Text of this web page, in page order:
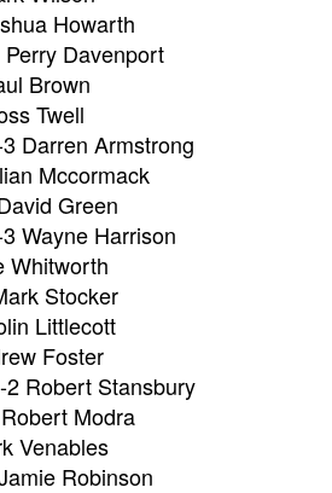
Howarth
Davenport
Brown
Twell
Darren Armstrong
Mccormack
Green
Wayne Harrison
Whitworth
Stocker
Littlecott
Foster
Robert Stansbury
Modra
Venables
Robinson